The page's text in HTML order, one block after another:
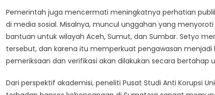
Pemerintah juga mencermati meningkatnya perhatian
di media sosial. Misalnya, muncul unggahan yang
bantuan untuk wilayah Aceh, Sumut, dan Sumbar. Setyo
tersebut, dan karena itu memperkuat pengawasan
pemeriksaan dan verifikasi akan dilakukan secara
Dari perspektif akademisi, peneliti Pusat Studi Anti Korupsi